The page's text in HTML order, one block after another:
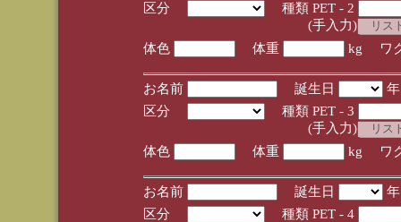
区分
種類 PET - 2
(手入力)
体色
体重 kg ワ
お名前 誕生日
区分
種類 PET - 3
(手入力)
体色
体重 kg ワ
お名前 誕生日
区分
種類 PET - 4